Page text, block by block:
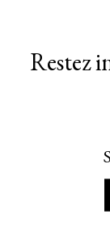
Restez